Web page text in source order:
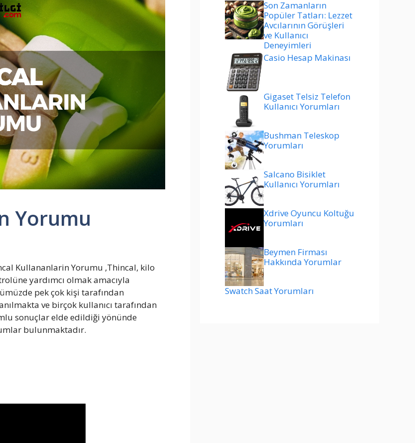
Yorumu
Kullananlarin Yorumu ,Thincal, kilo
yardımcı olmak amacıyla
pek çok kişi tarafından
ve birçok kullanıcı tarafından
sonuçlar elde edildiği yönünde
bulunmaktadır.
Son Zamanların
Popüler Tatları: Lezzet
Avcılarının Görüşleri
ve Kullanıcı
Deneyimleri
Casio Hesap Makinası
Gigaset Telsiz Telefon
Kullanıcı Yorumları
Bushman Teleskop
Yorumları
Salcano Bisiklet
Kullanıcı Yorumları
Xdrive Oyuncu Koltuğu
Yorumları
Beymen Firması
Hakkında Yorumlar
Swatch Saat Yorumları